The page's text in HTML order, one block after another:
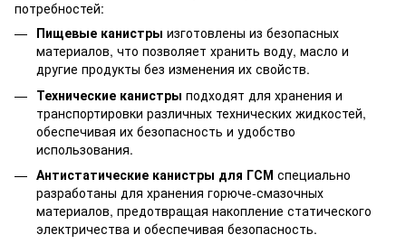
потребностей:
Пищевые канистры изготовлены из безопасных
материалов, что позволяет хранить воду, масло и
другие продукты без изменения их свойств.
Технические канистры подходят для хранения и
транспортировки различных технических жидкостей,
обеспечивая их безопасность и удобство
использования.
Антистатические канистры для ГСМ специально
разработаны для хранения горюче-смазочных
материалов, предотвращая накопление статического
электричества и обеспечивая безопасность.